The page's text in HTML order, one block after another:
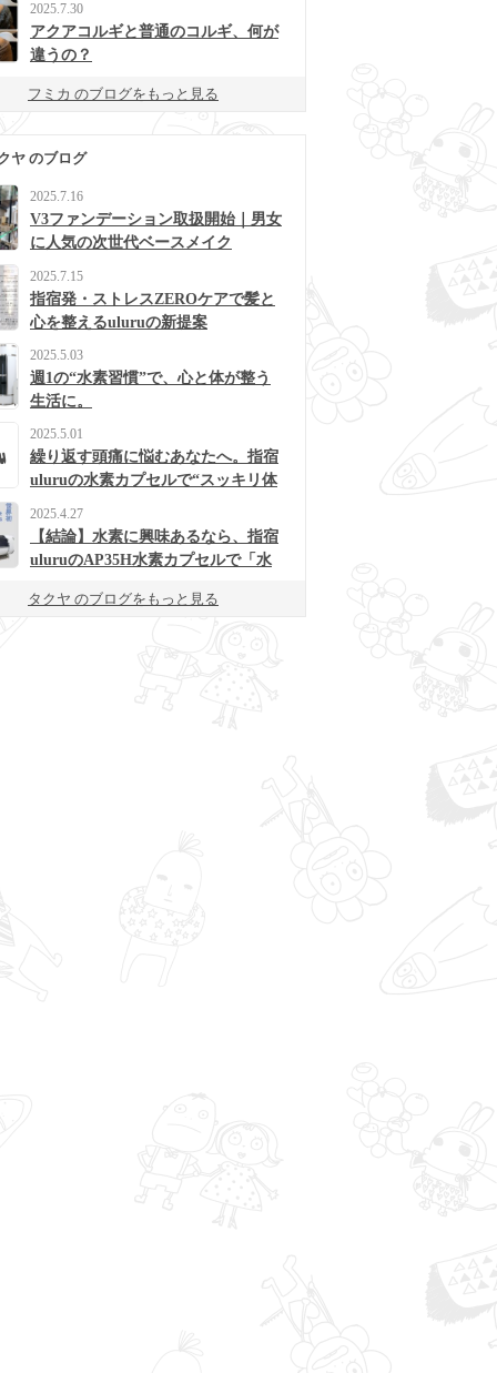
2025.7.30
アクアコルギと普通のコルギ、何が
違うの？
フミカ のブログをもっと見る
ヤ のブログ
2025.7.16
V3ファンデーション取扱開始｜男女
に人気の次世代ベースメイク
2025.7.15
指宿発・ストレスZEROケアで髪と
心を整えるuluruの新提案
2025.5.03
週1の“水素習慣”で、心と体が整う
生活に。
2025.5.01
繰り返す頭痛に悩むあなたへ。指宿
uluruの水素カプセルで“スッキリ体
2025.4.27
【結論】水素に興味あるなら、指宿
uluruのAP35H水素カプセルで「水
タクヤ のブログをもっと見る